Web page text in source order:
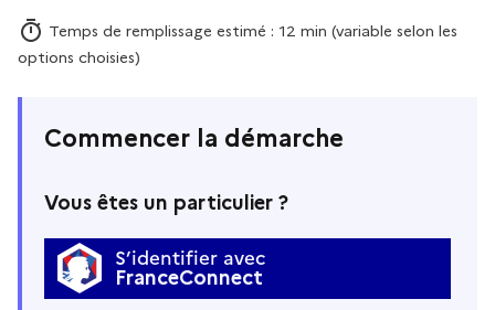
Temps de remplissage estimé : 12 min (variable selon les
options choisies)
Commencer la démarche
Vous êtes un particulier ?
S’identifier avec
FranceConnect